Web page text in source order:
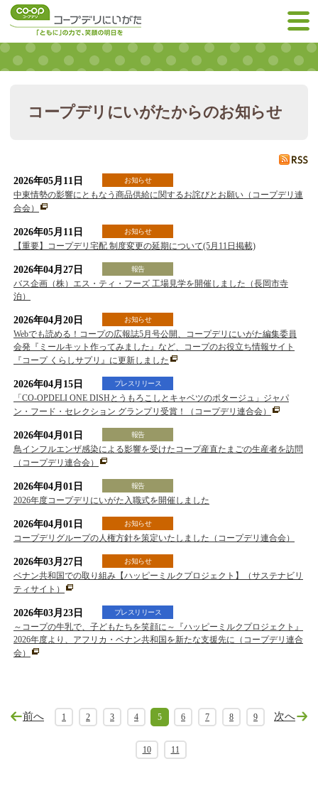
コープデリにいがたからのお知らせ
2026年05月11日 お知らせ
中東情勢の影響にともなう商品供給に関するお詫びとお願い（コープデリ連
合会）
2026年05月11日 お知らせ
【重要】コープデリ宅配 制度変更の延期について(5月11日掲載)
2026年04月27日 報告
バス企画（株）エス・ティ・フーズ 工場見学を開催しました（長岡市寺
泊）
2026年04月20日 お知らせ
Webでも読める！コープの広報誌5月号公開、コープデリにいがた編集委員
会発『ミールキット作ってみました』など、コープのお役立ち情報サイト
『コープ くらしサプリ』に更新しました
2026年04月15日 プレスリリース
「CO-OPDELI ONE DISHとうもろこしとキャベツのポタージュ」ジャパ
ン・フード・セレクション グランプリ受賞！（コープデリ連合会）
2026年04月01日 報告
鳥インフルエンザ感染による影響を受けたコープ産直たまごの生産者を訪問
（コープデリ連合会）
2026年04月01日 報告
2026年度コープデリにいがた入職式を開催しました
2026年04月01日 お知らせ
コープデリグループの人権方針を策定いたしました（コープデリ連合会）
2026年03月27日 お知らせ
ベナン共和国での取り組み【ハッピーミルクプロジェクト】（サステナビリ
ティサイト）
2026年03月23日 プレスリリース
～コープの牛乳で、子どもたちを笑顔に～『ハッピーミルクプロジェクト』
2026年度より、アフリカ・ベナン共和国を新たな支援先に（コープデリ連合
会）
前へ 1 2 3 4 5 6 7 8 9
10 11
次へ